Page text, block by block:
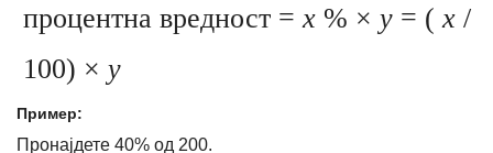
процентна вредност =x % × y = (x /
100) × y
Пример:
Пронајдете 40% од 200.